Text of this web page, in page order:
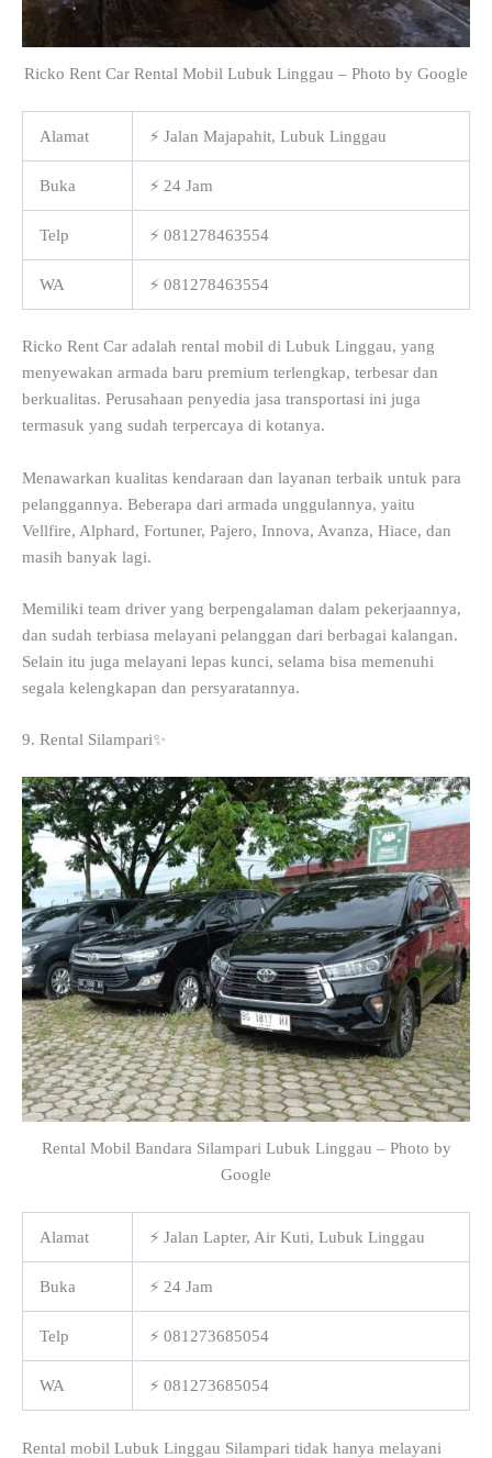
Ricko Rent Car Rental Mobil Lubuk Linggau – Photo by Google
Alamat ⚡ Jalan Majapahit, Lubuk Linggau
Buka ⚡ 24 Jam
Telp ⚡ 081278463554
WA ⚡ 081278463554
Ricko Rent Car adalah rental mobil di Lubuk Linggau, yang
menyewakan armada baru premium terlengkap, terbesar dan
berkualitas. Perusahaan penyedia jasa transportasi ini juga
termasuk yang sudah terpercaya di kotanya.
Menawarkan kualitas kendaraan dan layanan terbaik untuk para
pelanggannya. Beberapa dari armada unggulannya, yaitu
Vellfire, Alphard, Fortuner, Pajero, Innova, Avanza, Hiace, dan
masih banyak lagi.
Memiliki team driver yang berpengalaman dalam pekerjaannya,
dan sudah terbiasa melayani pelanggan dari berbagai kalangan.
Selain itu juga melayani lepas kunci, selama bisa memenuhi
segala kelengkapan dan persyaratannya.
9. Rental Silampari✨
Rental Mobil Bandara Silampari Lubuk Linggau – Photo by
Google
Alamat ⚡ Jalan Lapter, Air Kuti, Lubuk Linggau
Buka ⚡ 24 Jam
Telp ⚡ 081273685054
WA ⚡ 081273685054
Rental mobil Lubuk Linggau Silampari tidak hanya melayani